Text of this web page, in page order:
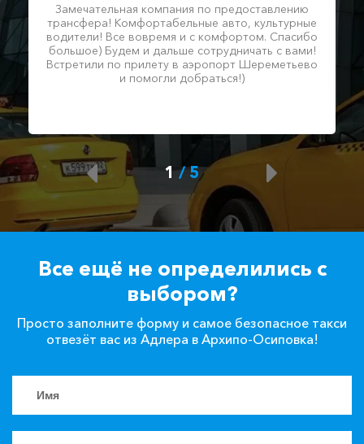
Замечательная компания по предоставлению
трансфера! Комфортабельные авто, культурные
водители! Все вовремя и с комфортом. Спасибо
большое) Будем и дальше сотрудничать с вами!
Встретили по прилету в аэропорт Шереметьево
и помогли добраться!)
1/5
Все ещё не определились с
выбором?
Просто заполните форму и самое безопасное такси
отвезёт вас из Адлера в Архипо-Осиповка!